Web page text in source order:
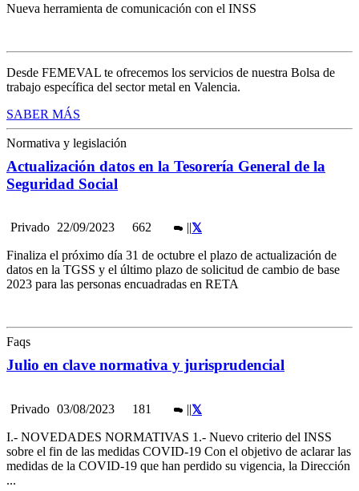
Nueva herramienta de comunicación con el INSS
Desde FEMEVAL te ofrecemos los servicios de nuestra Bolsa de
trabajo específica del sector metal en Valencia.
SABER MÁS
Normativa y legislación
Actualización datos en la Tesorería General de la
Seguridad Social
Privado 22/09/2023 662 ||
Finaliza el próximo día 31 de octubre el plazo de actualización de
datos en la TGSS y el último plazo de solicitud de cambio de base
2023 para las personas encuadradas en RETA
Faqs
Julio en clave normativa y jurisprudencial
Privado 03/08/2023 181 ||
I.- NOVEDADES NORMATIVAS 1.- Nuevo criterio del INSS
sobre el fin de las medidas COVID-19 Con el objetivo de aclarar las
medidas de la COVID-19 que han perdido su vigencia, la Dirección
...